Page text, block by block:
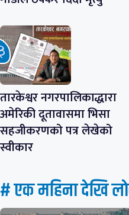
तारकेश्वर नगरपालिकाद्धारा
अमेरिकी दूतावासमा भिसा
सहजीकरणको पत्र लेखेको
स्वीकार
# एक महिना देखि